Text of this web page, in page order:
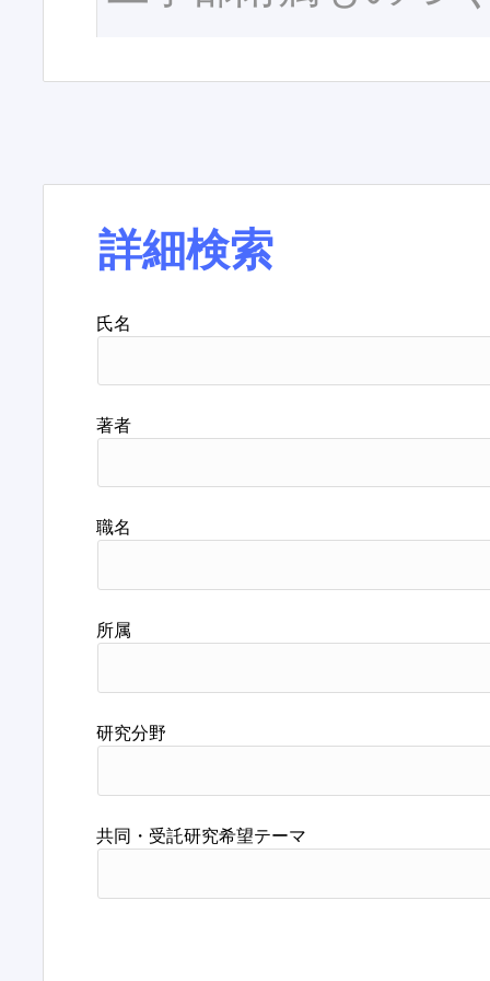
詳細検索
氏名
著者
職名
所属
研究分野
共同・受託研究希望テーマ